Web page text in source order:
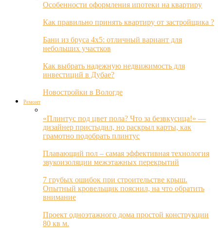
Особенности оформления ипотеки на квартиру
Как правильно принять квартиру от застройщика ?
Бани из бруса 4х5: отличный вариант для
небольших участков
Как выбрать надежную недвижимость для
инвестиций в Дубае?
Новостройки в Вологде
Ремонт
«Плинтус под цвет пола? Что за безвкусица!» —
дизайнер пристыдил, но раскрыл карты, как
грамотно подобрать плинтус
Плавающий пол – самая эффективная технология
звукоизоляции межэтажных перекрытий
7 грубых ошибок при строительстве крыш.
Опытный кровельщик пояснил, на что обратить
внимание
Проект одноэтажного дома простой конструкции
80 кв м.